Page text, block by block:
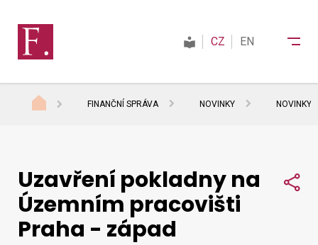
Daně
Mezinárodní spolupráce
CZ EN
FINANČNÍ SPRÁVA NOVINKY NOVINKY
Uzavření pokladny na
Územním pracovišti
Praha - západ